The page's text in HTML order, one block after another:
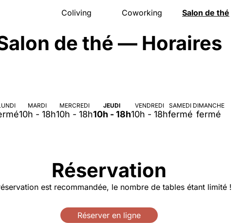
Coliving
La maison
Espace nuit
Réserver
Coworking
Salle de réunion
Évènements pro
Salon de thé
Carte
Horaires
de thé — Horaires
MARDI
10h - 18h
MERCREDI
10h - 18h
JEUDI
10h - 18h
VENDREDI
10h - 18h
SAMEDI
fermé
DIMANCHE
fermé
Réservation
est recommandée, le nombre de tables étant limité !
Réserver en ligne